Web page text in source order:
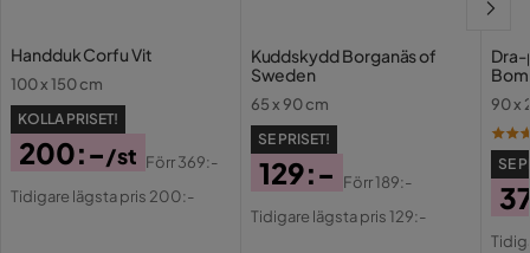
Handduk Corfu Vit
100 x 150 cm
KOLLA PRISET!
Pris
200:-/st
Original
Förr369:-
Tidigare lägsta pris 200:-
Kuddskydd Borganäs of
Sweden
65 x 90 cm
SE PRISET!
Pris
129:-
Original
Förr189:-
Tidigare lägsta pris 129:-
90 x
SE